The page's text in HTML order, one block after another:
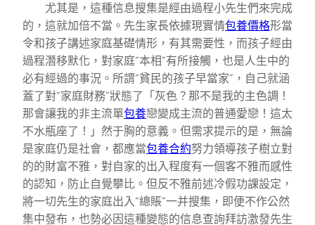
尤其是，這種信息搜集是經由過程小先生們來完成
的，這就加倍不當。先生家長依據現實情包養價格形當
令和孩子講述家庭基礎情形，有其需要性，而孩子經由
過程潛移默化，對家庭“本相”有所接觸，也是人生中的
必有經過的事況。所謂“貧民的孩子早當家”，自己就涵
蓋了對“家庭財務”狀態了「灰色？那不是我的主色調！
那會讓我的非主流單包養戀變成主流的普通愛戀！這太
不水瓶座了！」然于胸的意義。但需求提示的是，無論
是家庭仍是社會，都應當包養合約努力領導孩子樹立對
的的財富不雅，對自家的出入程度有一個客不雅而感性
的認知，防止自覺攀比。但反不雅前述冷假功課設定，
將一切先生的家庭出入“總賬”一并搜集，即便不作公然
集中發布，也勢必因這種變態的信息查詢拜訪激發先生